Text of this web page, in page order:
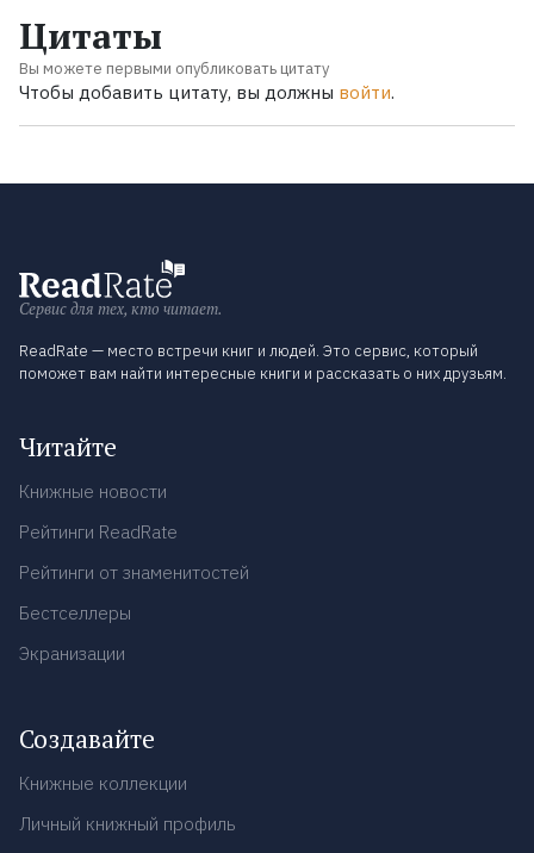
Цитаты
Вы можете первыми опубликовать цитату
Чтобы добавить цитату, вы должны войти.
Сервис для тех, кто читает.
ReadRate — место встречи книг и людей. Это сервис, который
поможет вам найти интересные книги и рассказать о них друзьям.
Читайте
Книжные новости
Рейтинги ReadRate
Рейтинги от знаменитостей
Бестселлеры
Экранизации
Создавайте
Книжные коллекции
Личный книжный профиль